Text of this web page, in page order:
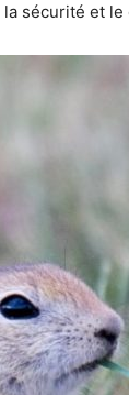
sécurité et